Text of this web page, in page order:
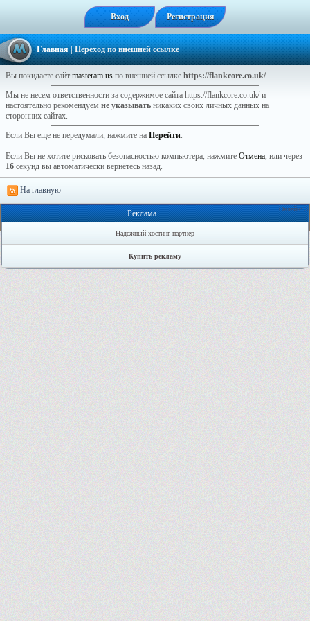
Вход Регистрация
Главная| Переход по внешней ссылке
Вы покидаете сайт masteram.us по внешней ссылке https://flankcore.co.uk/.
Мы не несем ответственности за содержимое сайта https://flankcore.co.uk/ и
настоятельно рекомендуем не указывать никаких своих личных данных на
сторонних сайтах.
Если Вы еще не передумали, нажмите на Перейти.
Если Вы не хотите рисковать безопасностью компьютера, нажмите Отмена, или через
16 секунд вы автоматически вернётесь назад.
На главную
Онлайн: 3
Реклама
Надёжный хостинг партнер
Купить рекламу